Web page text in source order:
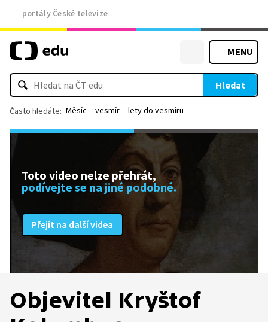
portály České televize
MENU
Hledat
Často hledáte: Měsíc vesmír lety do vesmíru
Toto video nelze přehrát,
podívejte se na jiné podobné.
Přejít na další videa
Objevitel Kryštof